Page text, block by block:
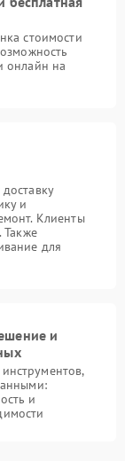
стоимости
онлайн на
и
Клиенты
Также
для
и
и